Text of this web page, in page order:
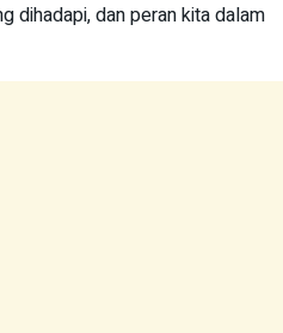
dihadapi, dan peran kita dalam